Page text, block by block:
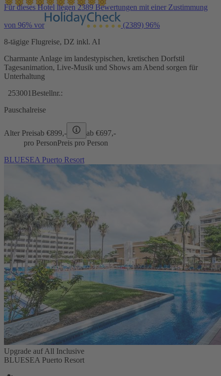
Für dieses Hotel liegen 2389 Bewertungen mit einer Zustimmung
von 96% vor (2389) 96%
8-tägige Flugreise, DZ inkl. AI
Charmante Anlage im landestypischen, kretischen Dorfstil
Tagesanimation, Live-Musik und Shows am Abend sorgen für
Unterhaltung
253001 Bestellnr.:
Pauschalreise
Alter Preisab €899,- ab €697,-
pro PersonPreis pro Person
BLUESEA Puerto Resort
Upgrade auf All Inclusive
BLUESEA Puerto Resort